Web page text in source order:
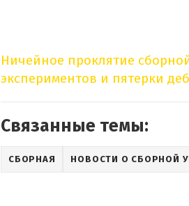
Ничейное проклятие
экспериментов и пятерки
Связанные темы:
СБОРНАЯ НОВОСТИ О СБОРНОЙ